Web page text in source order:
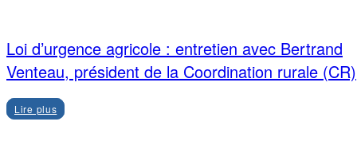
Loi d’urgence agricole : entretien avec Bertrand
Venteau, président de la Coordination rurale (CR)
Lire plus